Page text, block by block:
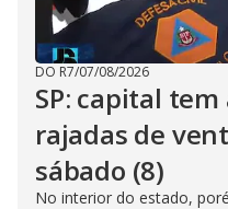
DO R7/07/08/2026
SP: capital
rajadas de
sábado (8)
No interior do estado,